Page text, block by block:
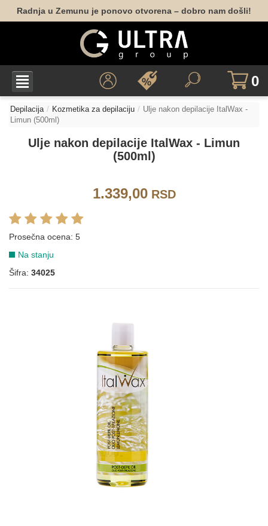
Radnja u Zemunu je ponovo otvorena – dobro nam došli!
0
Depilacija Kozmetika za depilaciju
Ulje nakon depilacije ItalWax -
Limun (500ml)
Ulje nakon depilacije ItalWax - Limun
(500ml)
1.339,00RSD
Prosečna ocena: 5
Na stanju
Šifra: 34025